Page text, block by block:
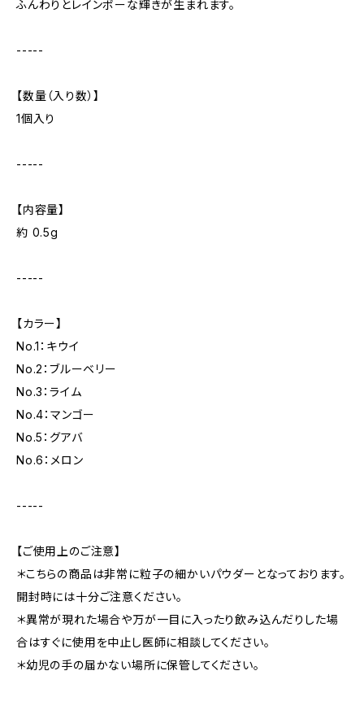
ふんわりとレインボーな輝きが生まれます。
-----
【数量（入り数）】
1個入り
-----
【内容量】
約 0.5g
-----
【カラー】
No.1：キウイ
No.2：ブルーベリー
No.3：ライム
No.4：マンゴー
No.5：グアバ
No.6：メロン
-----
【ご使用上のご注意】
＊こちらの商品は非常に粒子の細かいパウダーとなっております。
開封時には十分ご注意ください。
＊異常が現れた場合や万が一目に入ったり飲み込んだりした場
合はすぐに使用を中止し医師に相談してください。
＊幼児の手の届かない場所に保管してください。